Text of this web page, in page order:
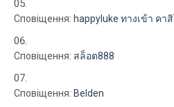
Сповіщення: happyluke ทางเข้า ค
Сповіщення: สล็อต888
Сповіщення: Belden